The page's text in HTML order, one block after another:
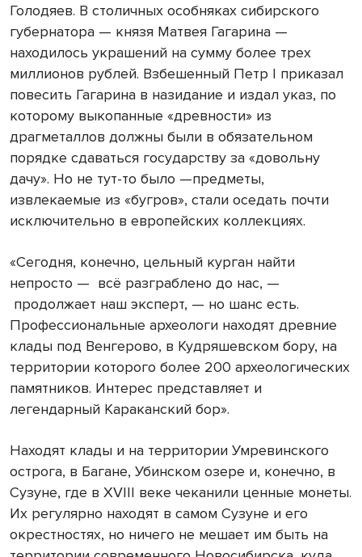
Голодяев. В столичных особняках сибирского
губернатора — князя Матвея Гагарина —
находилось украшений на сумму более трех
миллионов рублей. Взбешенный Петр I приказал
повесить Гагарина в назидание и издал указ, по
которому выкопанные «древности» из
драгметаллов должны были в обязательном
порядке сдаваться государству за «довольну
дачу». Но не тут-то было —предметы,
извлекаемые из «бугров», стали оседать почти
исключительно в европейских коллекциях.
«Сегодня, конечно, цельный курган найти
непросто — всё разграблено до нас, —
продолжает наш эксперт, — но шанс есть.
Профессиональные археологи находят древние
клады под Венгерово, в Кудряшевском бору, на
территории которого более 200 археологических
памятников. Интерес представляет и
легендарный Караканский бор».
Находят клады и на территории Умревинского
острога, в Багане, Убинском озере и, конечно, в
Сузуне, где в XVIII веке чеканили ценные монеты.
Их регулярно находят в самом Сузуне и его
окрестностях, но ничего не мешает им быть на